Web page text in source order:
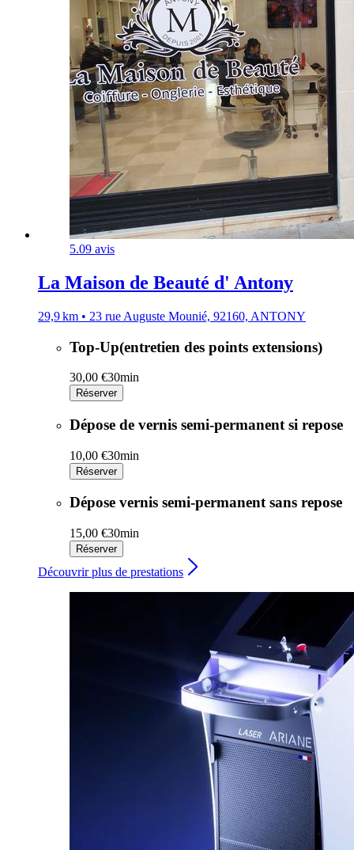
5.09 avis
La Maison de Beauté d' Antony
29,9 km • 23 rue Auguste Mounié, 92160, ANTONY
Top-Up(entretien des points extensions)
30,00 €30min
Réserver
Dépose de vernis semi-permanent si repose
10,00 €30min
Réserver
Dépose vernis semi-permanent sans repose
15,00 €30min
Réserver
Découvrir plus de prestations